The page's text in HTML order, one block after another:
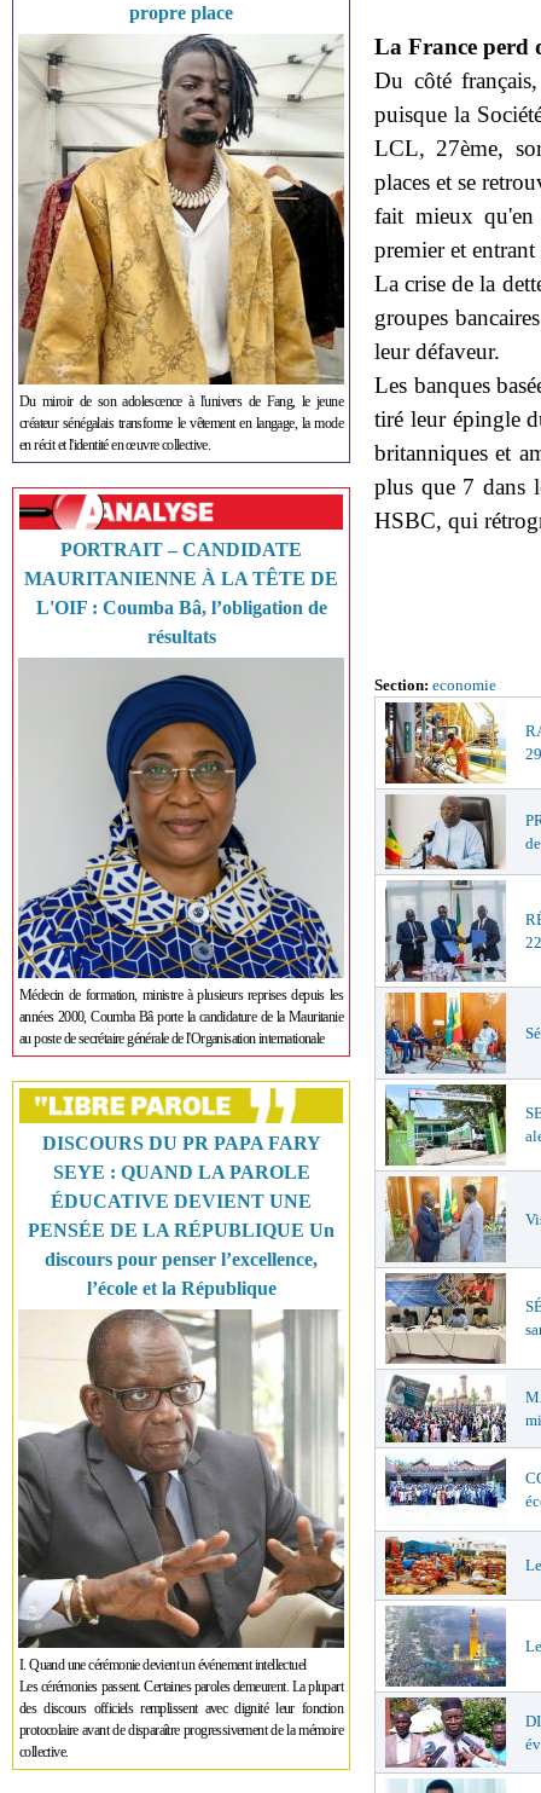
propre place
Du miroir de son adolescence à l'univers de Fang, le jeune
créateur sénégalais transforme le vêtement en langage, la mode
en récit et l'identité en œuvre collective.
PORTRAIT – CANDIDATE
MAURITANIENNE À LA TÊTE DE
L'OIF : Coumba Bâ, l’obligation de
résultats
Médecin de formation, ministre à plusieurs reprises depuis les
années 2000, Coumba Bâ porte la candidature de la Mauritanie
au poste de secrétaire générale de l'Organisation internationale
DISCOURS DU PR PAPA FARY
SEYE : QUAND LA PAROLE
ÉDUCATIVE DEVIENT UNE
PENSÉE DE LA RÉPUBLIQUE Un
discours pour penser l’excellence,
l’école et la République
I. Quand une cérémonie devient un événement intellectuel
Les cérémonies passent. Certaines paroles demeurent. La plupart
des discours officiels remplissent avec dignité leur fonction
protocolaire avant de disparaître progressivement de la mémoire
collective.
La France perd
Du côté
puisque la
LCL, 27ème,
places et se
fait mieux
premier et
La crise de la
groupes
leur défaveur.
Les banques
tiré leur épingle
britanniques et
plus que 7 dans
HSBC, qui
Section: economie